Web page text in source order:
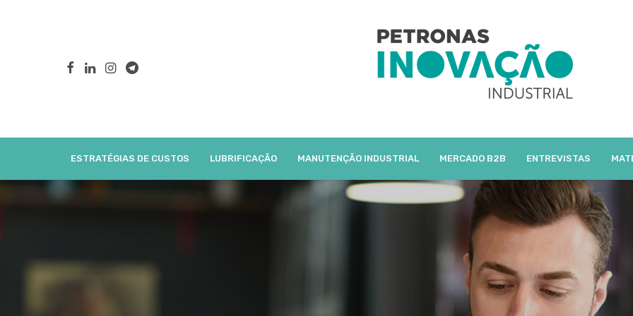
ESTRATÉGIAS DE CUSTOS LUBRIFICAÇÃO MANUTENÇÃO INDUSTRIAL MERCADO B2B ENTREVISTAS